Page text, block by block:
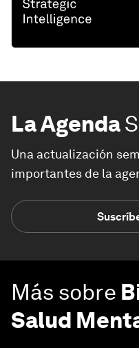
La Agenda
Una actualización
importantes de la
Más sobre
Salud